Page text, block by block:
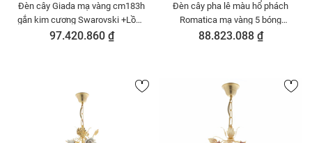
Đèn cây Giada mạ vàng cm183h
gắn kim cương Swarovski +Lồng
chụp DEBORA DC2476
97.420.860 ₫
Đèn cây pha lê màu hổ phách
Romatica mạ vàng 5 bóng
cm30*180h gắn kim cương
88.823.088 ₫